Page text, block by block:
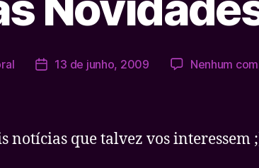
Data13 de junho, 2009 Nenhum
notícias que talvez vos interessem